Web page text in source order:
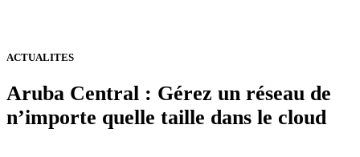
ACTUALITES
Aruba Central : Gérez un réseau de
n’importe quelle taille dans le cloud